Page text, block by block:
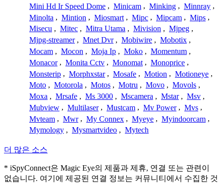
Mini Hd Ir Speed Dome , Minicam , Minking , Minnray ,
Minolta , Mintion , Miosmart , Mipc , Mipcam , Mips ,
Misecu , Mitec , Mitra Utama , Mivision , Mjpeg ,
Mjpg-streamer , Mnet Dvr , Mobiwire , Mobotix ,
Mocam , Mocon , Moja Ip , Moko , Momentum ,
Monacor , Monita Cctv , Monomat , Monoprice ,
Monsterip , Morphxstar , Mosafe , Motion , Motioneye ,
Moto , Motorola , Motos , Motru , Movo , Movols ,
Moxa , Mrsafe , Ms 3000 , Mscamera , Mstar , Msv ,
Mubview , Multilaser , Mustcam , Mv Power , Mvs ,
Mvteam , Mwr , My Connex , Myeye , Myindoorcam ,
Mymology , Mysmartvideo , Mytech
더 많은 소스
* iSpyConnect은 Magic Eye의 제품과 제휴, 연결 또는 관련이
없습니다. 여기에 제공된 연결 정보는 커뮤니티에서 수집한 것